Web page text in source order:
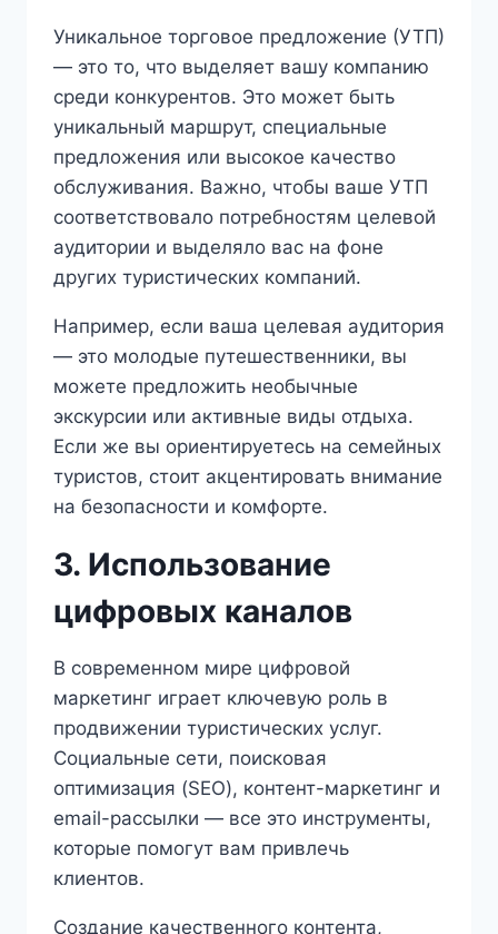
Уникальное торговое предложение (УТП)
— это то, что выделяет вашу компанию
среди конкурентов. Это может быть
уникальный маршрут, специальные
предложения или высокое качество
обслуживания. Важно, чтобы ваше УТП
соответствовало потребностям целевой
аудитории и выделяло вас на фоне
других туристических компаний.
Например, если ваша целевая аудитория
— это молодые путешественники, вы
можете предложить необычные
экскурсии или активные виды отдыха.
Если же вы ориентируетесь на семейных
туристов, стоит акцентировать внимание
на безопасности и комфорте.
3. Использование
цифровых каналов
В современном мире цифровой
маркетинг играет ключевую роль в
продвижении туристических услуг.
Социальные сети, поисковая
оптимизация (SEO), контент-маркетинг и
email-рассылки — все это инструменты,
которые помогут вам привлечь
клиентов.
Создание качественного контента,